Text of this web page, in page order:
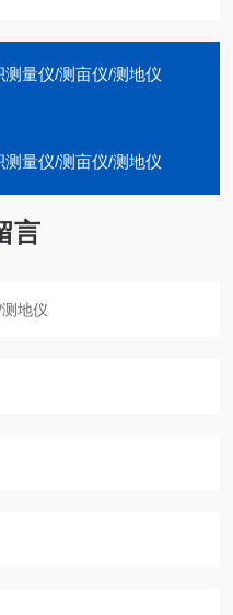
量仪/测亩仪/测地仪
量仪/测亩仪/测地仪
言